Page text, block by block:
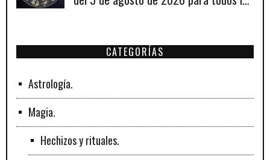
CATEGORÍAS
Astrología.
Magia.
Hechizos y rituales.